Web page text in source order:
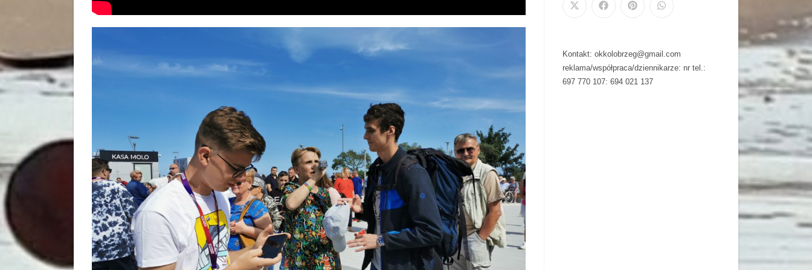
Kontakt: okkolobrzeg@gmail.com
reklama/współpraca/dziennikarze: nr tel.:
697 770 107: 694 021 137